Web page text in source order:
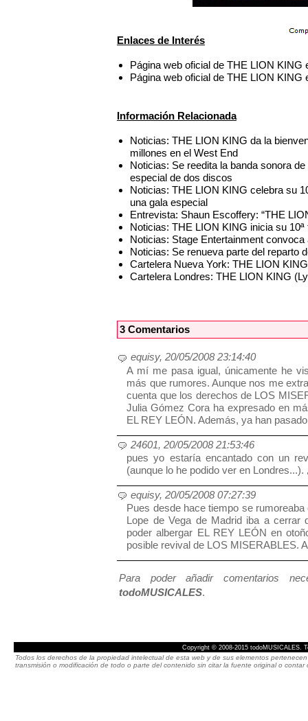
Enlaces de Interés
Página web oficial de THE LION KING
Página web oficial de THE LION KING
Información Relacionada
Noticias: THE LION KING da la
millones en el West End
Noticias: Se reedita la banda sonora
especial de dos discos
Noticias: THE LION KING celebra su
una gala especial
Entrevista: Shaun Escoffery: “THE
Noticias: THE LION KING inicia su
Noticias: Stage Entertainment
Noticias: Se renueva parte del reparto
Cartelera Nueva York: THE LION
Cartelera Londres: THE LION KING
3 Comentarios
equisy, 20/05/2008 23:14:40
A mí me pasa igual, únicamente he
más que rumores. Aunque nos me
cuenta que los derechos de LOS
Julia Gómez Cora ha expresado en
EL REY LEÓN. Además, ya han
24601, 20/05/2008 21:53:46
pues yo estaría encantado con un
(aunque lo he podido ver en
equisy, 20/05/2008 07:27:39
Pues desde hace tiempo se
Lope de Vega de Madrid iba a cerrar
poder albergar EL REY LEÓN en
posible revival de LOS MISERABLES.
Para poder añadir comentarios
todoMUSICALES.
Copyright © 2008-2015 todoMUSICALES.
Todos los derechos de la propiedad intelectual de esta web y de sus elementos
transmisión o modificación de todo o parte del contenido sin citar la fuente original o